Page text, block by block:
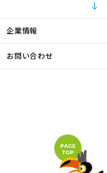
企業情報
お問い合わせ